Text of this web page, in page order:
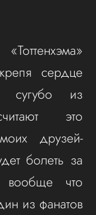
сердце
сугубо из
это
друзей-
болеть за
вообще что
из фанатов